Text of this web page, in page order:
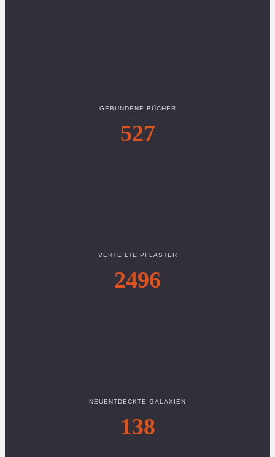
GEBUNDENE BÜCHER
527
VERTEILTE PFLASTER
2496
NEUENTDECKTE GALAXIEN
138